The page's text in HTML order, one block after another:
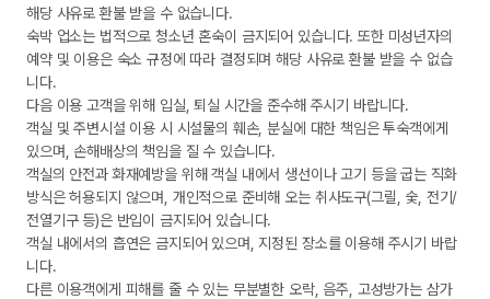
해당 사유로 환불 받을 수 없습니다.
숙박 업소는 법적으로 청소년 혼숙이 금지되어 있습니다. 또한 미성년자의
예약 및 이용은 숙소 규정에 따라 결정되며 해당 사유로 환불 받을 수 없습
니다.
다음 이용 고객을 위해 입실, 퇴실 시간을 준수해 주시기 바랍니다.
객실 및 주변시설 이용 시 시설물의 훼손, 분실에 대한 책임은 투숙객에게
있으며, 손해배상의 책임을 질 수 있습니다.
객실의 안전과 화재예방을 위해 객실 내에서 생선이나 고기 등을 굽는 직화
방식은 허용되지 않으며, 개인적으로 준비해 오는 취사도구(그릴, 숯, 전기/
전열기구 등)은 반입이 금지되어 있습니다.
객실 내에서의 흡연은 금지되어 있으며, 지정된 장소를 이용해 주시기 바랍
니다.
다른 이용객에게 피해를 줄 수 있는 무분별한 오락, 음주, 고성방가는 삼가